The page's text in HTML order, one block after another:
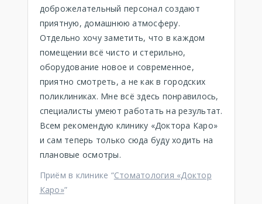
доброжелательный персонал создают
приятную, домашнюю атмосферу.
Отдельно хочу заметить, что в каждом
помещении всё чисто и стерильно,
оборудование новое и современное,
приятно смотреть, а не как в городских
поликлиниках. Мне всё здесь понравилось,
специалисты умеют работать на результат.
Всем рекомендую клинику «Доктора Каро»
и сам теперь только сюда буду ходить на
плановые осмотры.
Приём в клинике “Стоматология «Доктор
Каро»”